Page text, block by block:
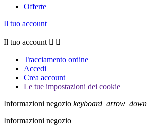
Offerte
Il tuo account
Il tuo account  
Tracciamento ordine
Accedi
Crea account
Le tue impostazioni dei cookie
Informazioni negozio keyboard_arrow_down
Informazioni negozio